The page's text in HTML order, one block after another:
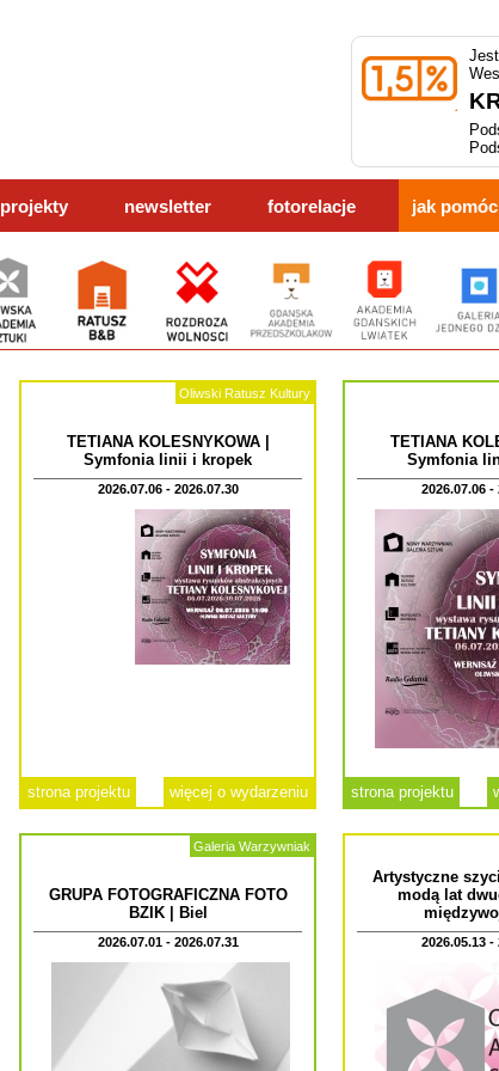
projekty newsletter fotorelacje jak pomóc
Oliwski Ratusz Kultury
TETIANA KOLESNYKOWA |
Symfonia linii i kropek
2026.07.06 - 2026.07.30
strona projektu więcej o wydarzeniu
TETIANA
Symfonia
2026.07.06 -
strona projektu
Galeria Warzywniak
GRUPA FOTOGRAFICZNA FOTO
BZIK | Biel
2026.07.01 - 2026.07.31
Artystyczne
modą lat
2026.05.13 -